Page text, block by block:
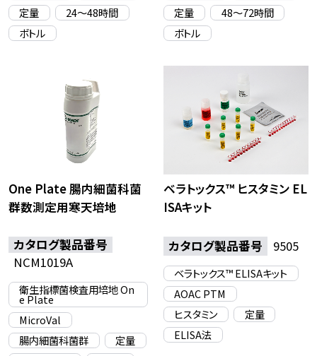
定量
24〜48時間
ボトル
定量
48〜72時間
ボトル
One Plate 腸内細菌科菌
群数測定用寒天培地
カタログ製品番号
NCM1019A
衛生指標菌検査用培地 On
e Plate
MicroVal
腸内細菌科菌群
定量
ベラトックス™ ヒスタミン EL
ISAキット
カタログ製品番号 9505
ベラトックス™ ELISAキット
AOAC PTM
ヒスタミン
定量
ELISA法